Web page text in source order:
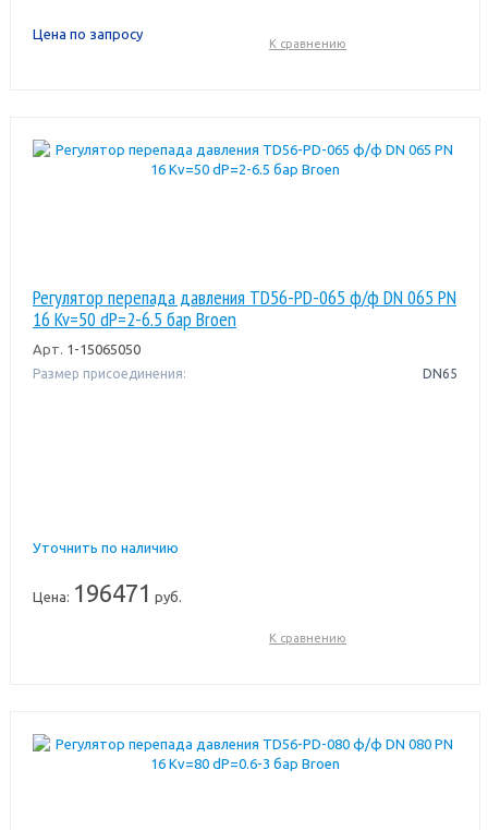
Цена по запросу
К сравнению
Регулятор перепада давления TD56-PD-065 ф/ф DN 065 PN
16 Kv=50 dP=2-6.5 бар Broen
Арт. 1-15065050
Размер присоединения: DN65
Уточнить по наличию
Цена: 196471 руб.
К сравнению